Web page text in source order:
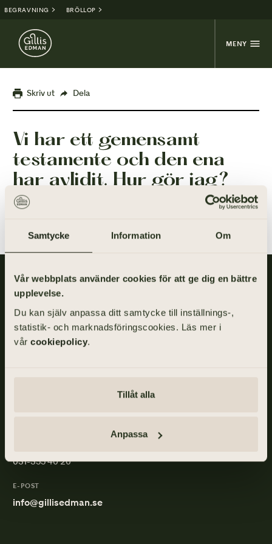
Samtycke Information Om
Vår webbplats använder cookies för att ge dig en bättre
upplevelse.
Du kan själv anpassa ditt samtycke till inställnings-,
statistik- och marknadsföringscookies. Läs mer i
vår cookiepolicy.
Tillåt alla
Anpassa
BEGRAVNING BRÖLLOP
MENY
Skriv ut Dela
Vi har ett gemensamt
testamente och den ena
har avlidit. Hur gör jag?
Gillis Edman är en av Sveriges mest anlitade begravningsbyråer.
På våra kontor fördelade över hela Västsverige hjälper vi kunder
Om
Gillis
Edman
031-355 40 20
E-POST
info@gillisedman.se